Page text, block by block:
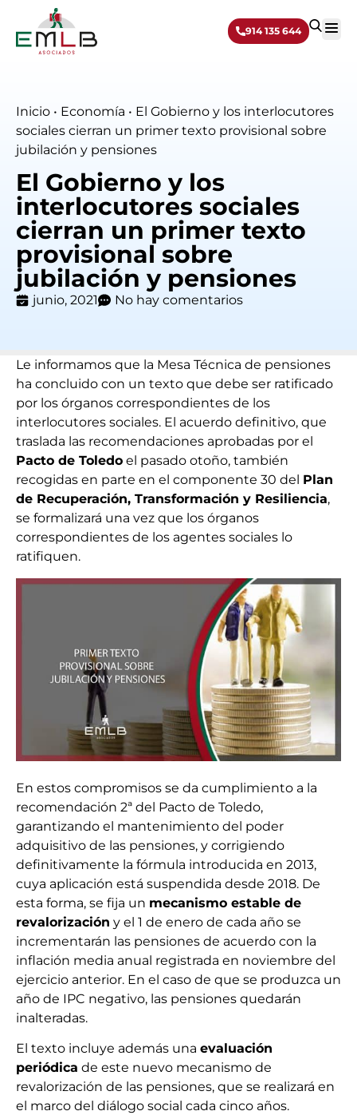
914 135 644
Inicio • Economía • El Gobierno y los interlocutores
sociales cierran un primer texto provisional sobre
jubilación y pensiones
El Gobierno y los
interlocutores sociales
cierran un primer texto
provisional sobre
jubilación y pensiones
junio, 2021 No hay comentarios
Le informamos que la Mesa Técnica de pensiones
ha concluido con un texto que debe ser ratificado
por los órganos correspondientes de los
interlocutores sociales. El acuerdo definitivo, que
traslada las recomendaciones aprobadas por el
Pacto de Toledo el pasado otoño, también
recogidas en parte en el componente 30 del Plan
de Recuperación, Transformación y Resiliencia,
se formalizará una vez que los órganos
correspondientes de los agentes sociales lo
ratifiquen.
En estos compromisos se da cumplimiento a la
recomendación 2ª del Pacto de Toledo,
garantizando el mantenimiento del poder
adquisitivo de las pensiones, y corrigiendo
definitivamente la fórmula introducida en 2013,
cuya aplicación está suspendida desde 2018. De
esta forma, se fija un mecanismo estable de
revalorización y el 1 de enero de cada año se
incrementarán las pensiones de acuerdo con la
inflación media anual registrada en noviembre del
ejercicio anterior. En el caso de que se produzca un
año de IPC negativo, las pensiones quedarán
inalteradas.
El texto incluye además una evaluación
periódica de este nuevo mecanismo de
revalorización de las pensiones, que se realizará en
el marco del diálogo social cada cinco años.